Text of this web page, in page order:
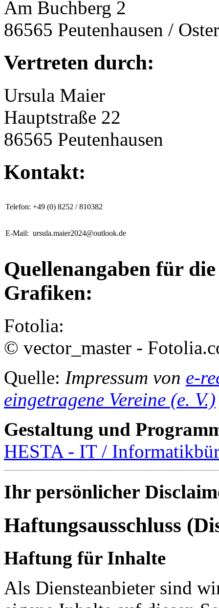
Am Buchberg 2
86565 Peutenhausen /
Vertreten durch:
Ursula Maier
Hauptstraße 22
86565 Peutenhausen
Kontakt:
Telefon: +49 (0) 8252 / 810382
E-Mail: ursula.maier2024@outlook.de
Quellenangaben für
Grafiken:
Fotolia:
© vector_master -
Quelle: Impressum von e-
eingetragene Vereine (e. V.)
Gestaltung und
HESTA - IT /
Ihr persönlicher
Haftungsausschluss
Haftung für Inhalte
Als Diensteanbieter sind